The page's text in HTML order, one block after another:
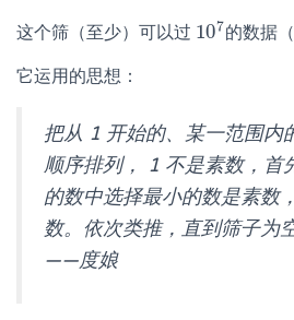
这个筛（至少）可以过 107
107的数据
它运用的思想：
把从 1 开始的、某一范围内
顺序排列， 1 不是素数，首
的数中选择最小的数是素数
数。依次类推，直到筛子为
——度娘